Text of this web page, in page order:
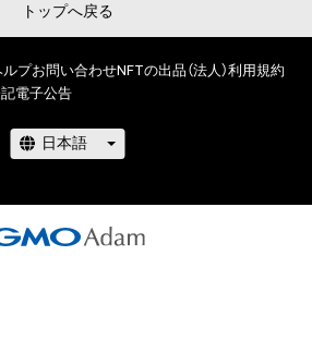
トップへ戻る
ルプお問い合わせNFTの出品（法人）利用規約
電子公告